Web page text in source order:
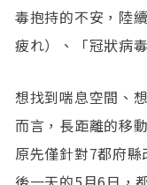
毒抱持的不安，陸
疲れ）、「冠狀病
想找到喘息空間、
而言，長距離的移
原先僅針對7都府